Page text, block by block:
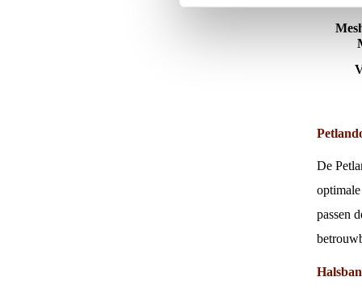
De
passen